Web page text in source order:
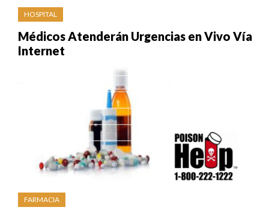
HOSPITAL
Médicos Atenderán Urgencias en Vivo Vía
Internet
FARMACIA